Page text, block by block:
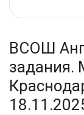
ВСОШ
задания.